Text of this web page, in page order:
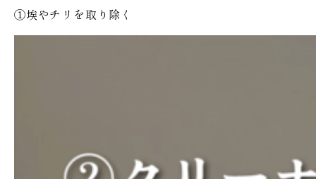
①埃やチリを取り除く